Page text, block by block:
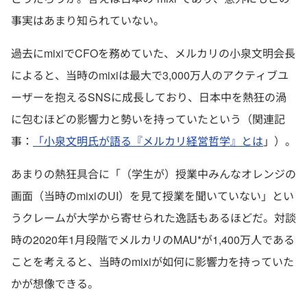
事実はあまり知られていない。
過去にmixiでCFOを務めていた、メルカリの小泉文明会長
によると、当時のmixiは最大で3,000万人のアクティブユ
ーザーを抱えるSNSに成長しており、日本中を熱狂の渦
に包むほどの影響力と勢いを持っていたという（関連記
事：
「小泉文明氏が語る『メルカリ経営哲学』とは 」）。
あまりの熱狂具合に「（学生が）授業中みんなオレンジの
画面（当時のmixiのUI）を見て授業を聞いていない」とい
うクレームが大学から寄せられた逸話もあるほどだ。対談
時の2020年1月段階でメルカリのMAU*が1,400万人である
ことを考えると、当時のmixiが如何に影響力を持っていた
かが想像できる。